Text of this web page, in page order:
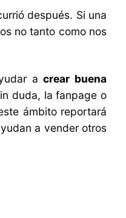
después. Si una
no tanto como nos
acrear buena
duda, la fanpage o
ámbito reportará
a vender otros